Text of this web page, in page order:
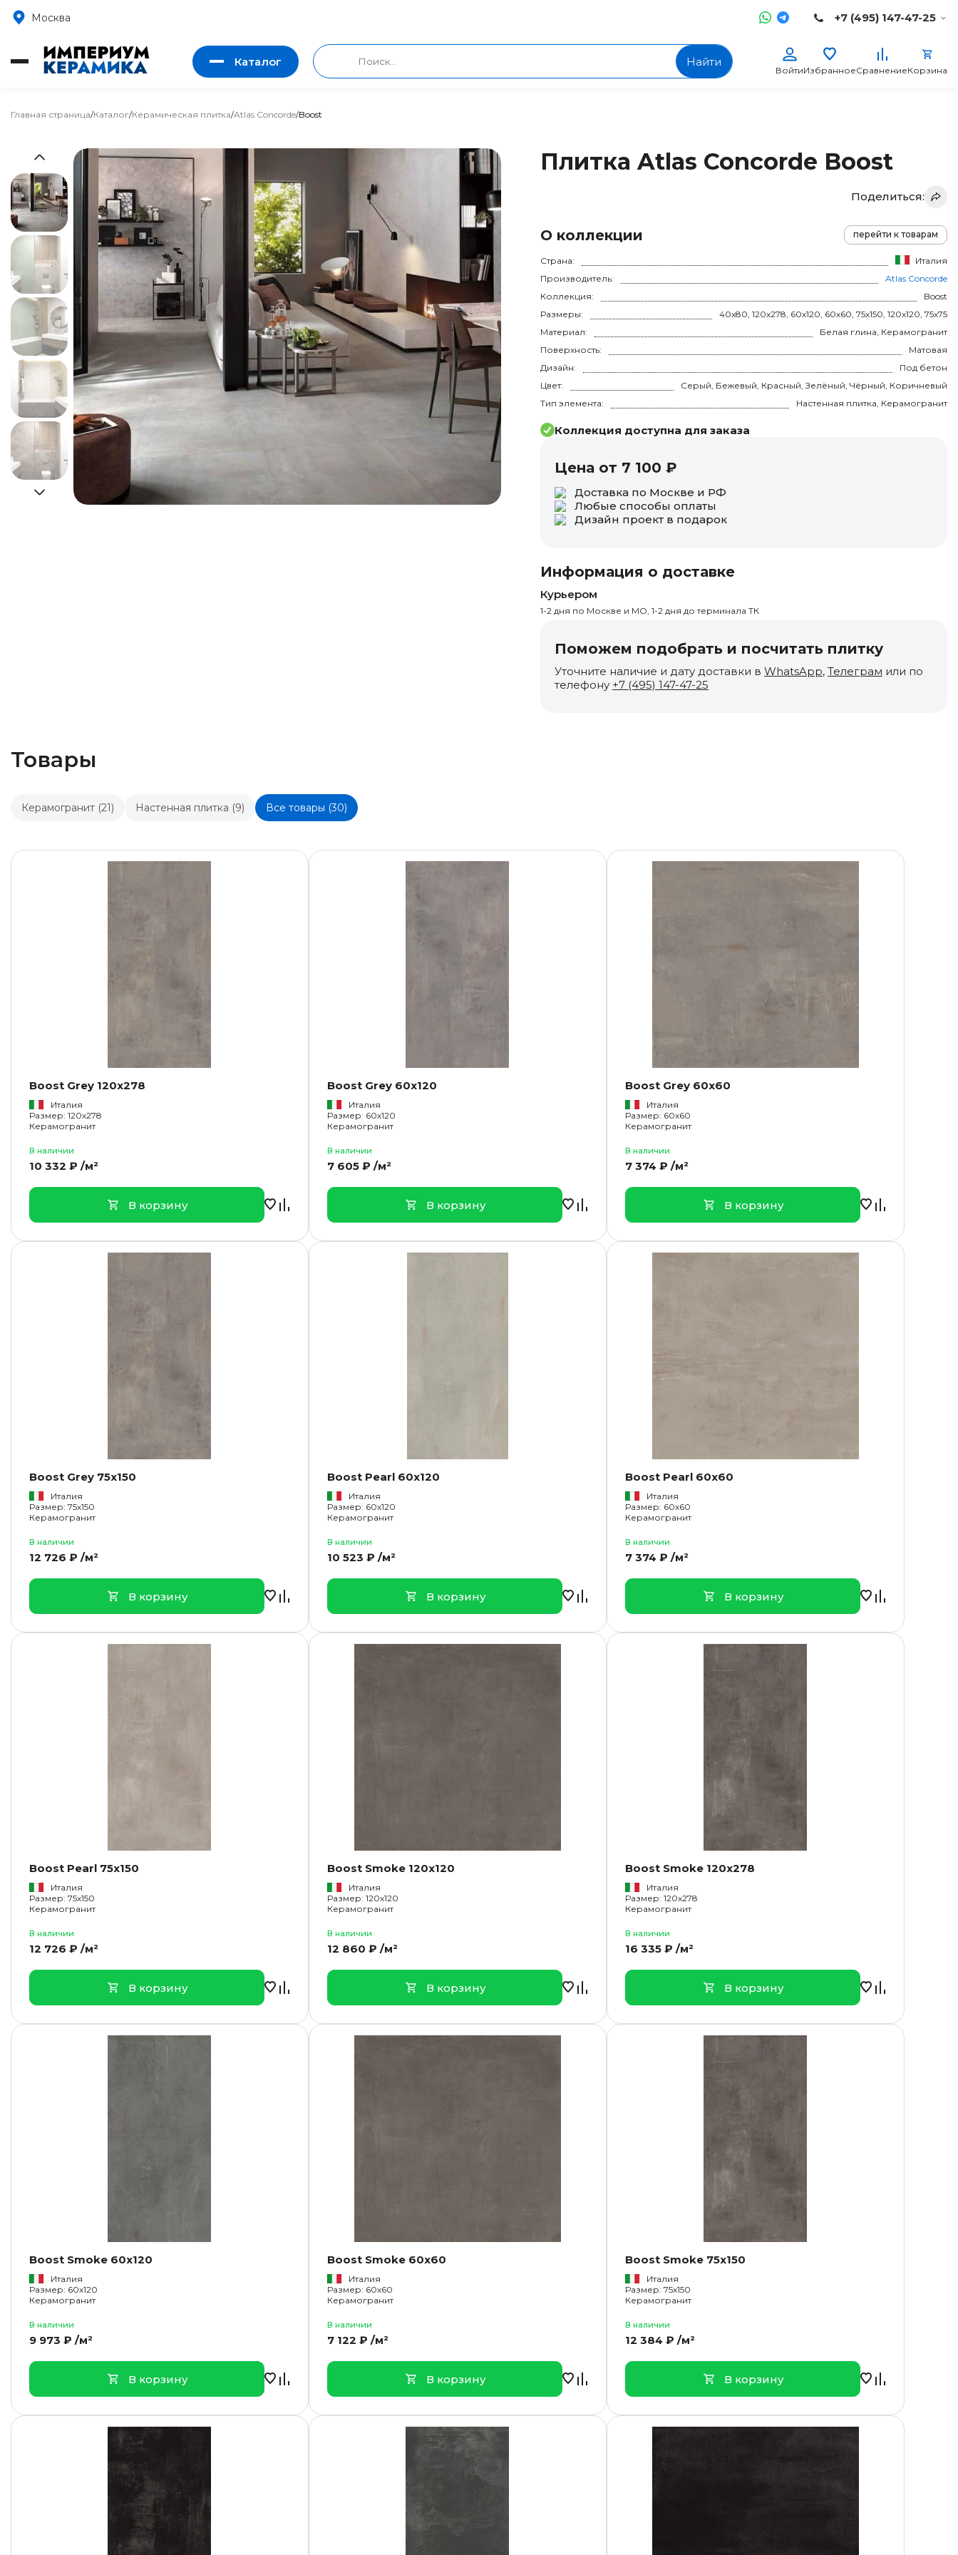
Москва +7 (495) 147-47-25
Каталог Найти
ВойтиИзбранноеСравнениеКорзина
Главная страница/Каталог/Керамическая плитка/Atlas Concorde/Boost
Плитка Atlas Concorde Boost
Поделиться:
О коллекции перейти к товарам
Страна:
Италия
Производитель:
Atlas Concorde
Коллекция:
Boost
Размеры:
40x80, 120x278, 60x120, 60x60, 75x150, 120x120, 75x75
Материал:
Белая глина, Керамогранит
Поверхность:
Матовая
Дизайн:
Под бетон
Цвет:
Серый, Бежевый, Красный, Зелёный, Чёрный, Коричневый
Тип элемента:
Настенная плитка, Керамогранит
Коллекция доступна для заказа
Цена от 7 100 ₽
Доставка по Москве и РФ
Любые способы оплаты
Дизайн проект в подарок
Информация о доставке
Курьером
1-2 дня по Москве и МО, 1-2 дня до терминала ТК
Поможем подобрать и посчитать плитку
Уточните наличие и дату доставки в WhatsApp, Телеграм или по
телефону +7 (495) 147-47-25
Товары
Керамогранит (21) Настенная плитка (9) Все товары (30)
Boost Grey 120x278
Италия
Размер: 120x278
Керамогранит
В наличии
10 332 ₽ /м²
В корзину
Boost Grey 60x120
Италия
Размер: 60x120
Керамогранит
В наличии
7 605 ₽ /м²
В корзину
Boost Grey 60x60
Италия
Размер: 60x60
Керамогранит
В наличии
7 374 ₽ /м²
В корзину
Boost Grey 75x150
Италия
Размер: 75x150
Керамогранит
В наличии
12 726 ₽ /м²
В корзину
Boost Pearl 60x120
Италия
Размер: 60x120
Керамогранит
В наличии
10 523 ₽ /м²
В корзину
Boost Pearl 60x60
Италия
Размер: 60x60
Керамогранит
В наличии
7 374 ₽ /м²
В корзину
Boost Pearl 75x150
Италия
Размер: 75x150
Керамогранит
В наличии
12 726 ₽ /м²
В корзину
Boost Smoke 120x120
Италия
Размер: 120x120
Керамогранит
В наличии
12 860 ₽ /м²
В корзину
Boost Smoke 120x278
Италия
Размер: 120x278
Керамогранит
В наличии
16 335 ₽ /м²
В корзину
Boost Smoke 60x120
Италия
Размер: 60x120
Керамогранит
В наличии
9 973 ₽ /м²
В корзину
Boost Smoke 60x60
Италия
Размер: 60x60
Керамогранит
В наличии
7 122 ₽ /м²
В корзину
Boost Smoke 75x150
Италия
Размер: 75x150
Керамогранит
В наличии
12 384 ₽ /м²
В корзину